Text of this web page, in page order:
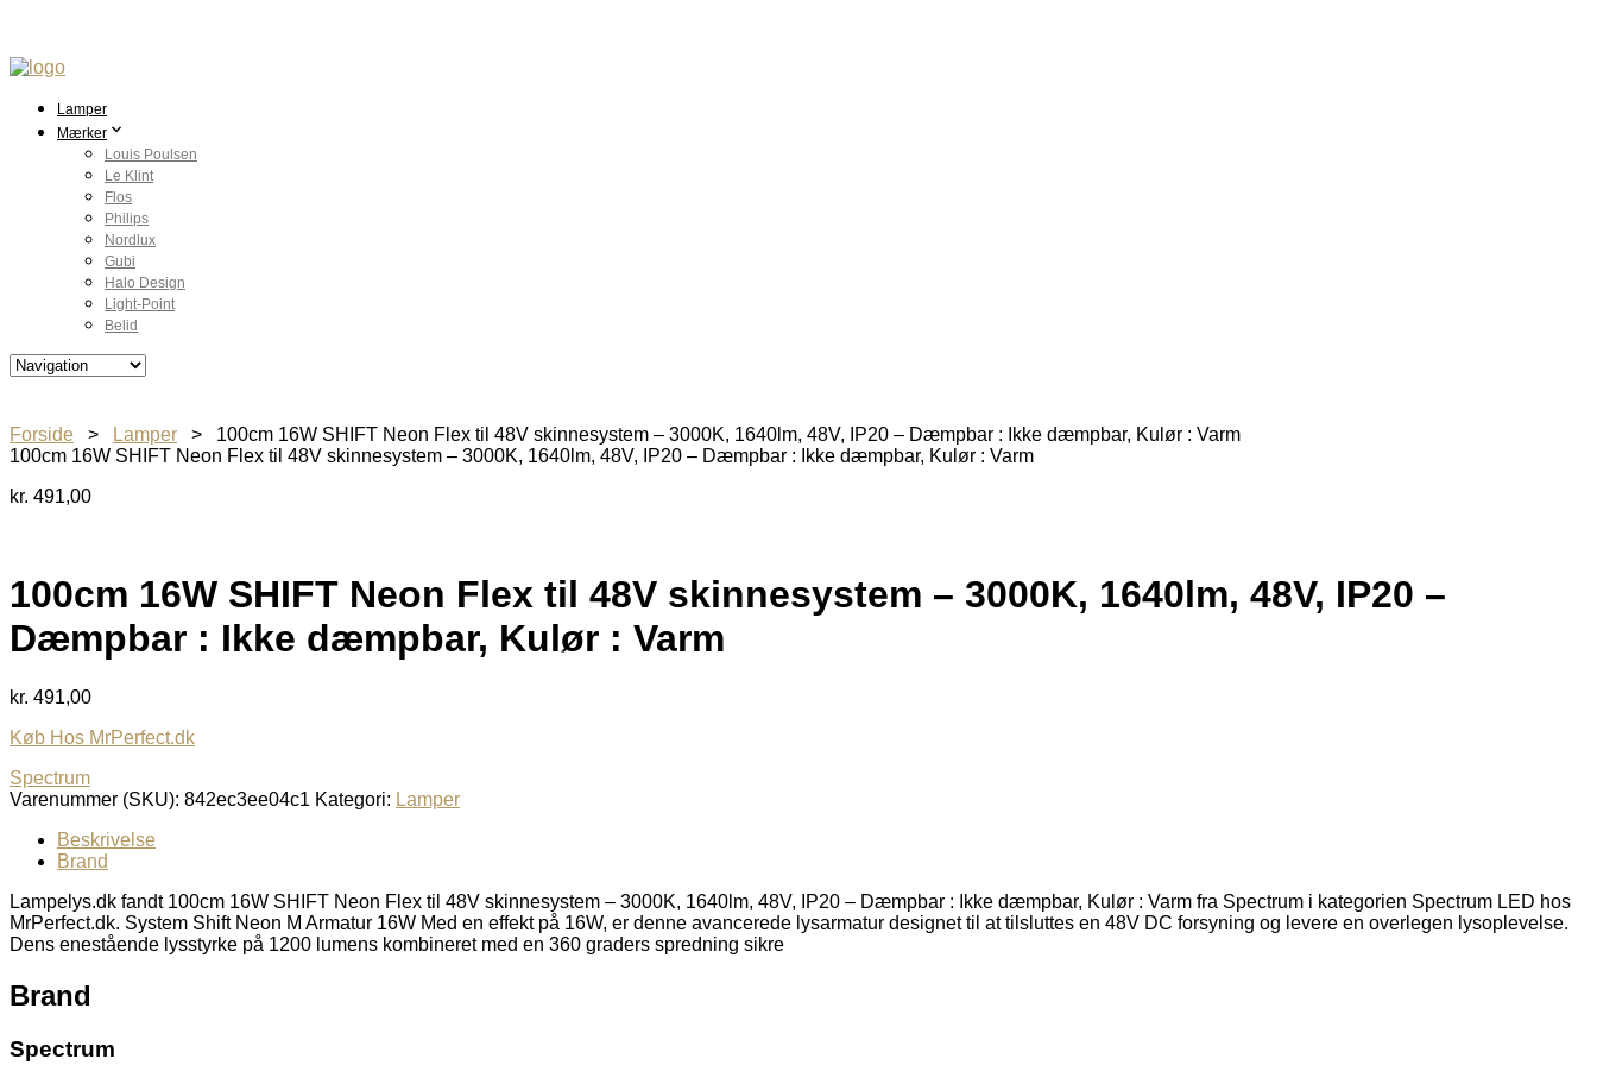
Lamper
Mærker
Louis Poulsen
Le Klint
Flos
Philips
Nordlux
Gubi
Halo Design
Light-Point
Belid
Forside > Lamper > 100cm 16W SHIFT Neon Flex til 48V skinnesystem – 3000K, 1640lm, 48V, IP20 – Dæmpbar : Ikke dæmpbar, Kulør : Varm
100cm 16W SHIFT Neon Flex til 48V skinnesystem – 3000K, 1640lm, 48V, IP20 – Dæmpbar : Ikke dæmpbar, Kulør : Varm
kr. 491,00
100cm 16W SHIFT Neon Flex til 48V skinnesystem – 3000K, 1640lm, 48V, IP20 –
Dæmpbar : Ikke dæmpbar, Kulør : Varm
kr. 491,00
Køb Hos MrPerfect.dk
Spectrum
Varenummer (SKU): 842ec3ee04c1 Kategori: Lamper
Beskrivelse
Brand
Lampelys.dk fandt 100cm 16W SHIFT Neon Flex til 48V skinnesystem – 3000K, 1640lm, 48V, IP20 – Dæmpbar : Ikke dæmpbar, Kulør : Varm fra Spectrum i kategorien Spectrum LED hos
MrPerfect.dk. System Shift Neon M Armatur 16W Med en effekt på 16W, er denne avancerede lysarmatur designet til at tilsluttes en 48V DC forsyning og levere en overlegen lysoplevelse.
Dens enestående lysstyrke på 1200 lumens kombineret med en 360 graders spredning sikre
Brand
Spectrum